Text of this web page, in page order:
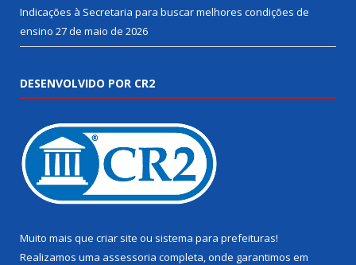
Indicações à Secretaria para buscar melhores condições de
ensino 27 de maio de 2026
DESENVOLVIDO POR CR2
Muito mais que criar site ou sistema para prefeituras!
Realizamos uma assessoria completa, onde garantimos em